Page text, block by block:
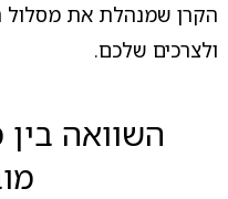
הקרן שמנהלת את מסלול
ולצרכים שלכם.
השוואה בין